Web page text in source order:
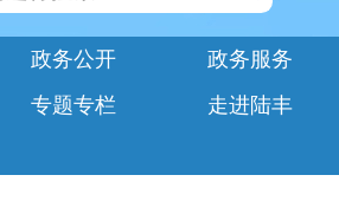
政务公开
政务服务
专题专栏
走进陆丰